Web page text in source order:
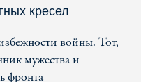
кресел
войны. Тот,
мужества и
фронта